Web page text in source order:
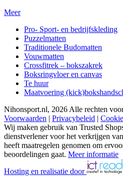
Meer
Pro- Sport- en bedrijfskleding
Puzzelmatten
Traditionele Budomatten
Vouwmatten
Crossfitrek – bokszakrek
Boksringvloer en canvas
Te huur
Maatvoering
Nihonsport.nl, 2026 Alle rechten
Voorwaarden | Privacybeleid |
Wij maken gebruik van Trusted
dienstverlener voor het verkrijgen
heeft maatregelen genomen om
beoordelingen gaat. Meer informatie
Hosting en realisatie door